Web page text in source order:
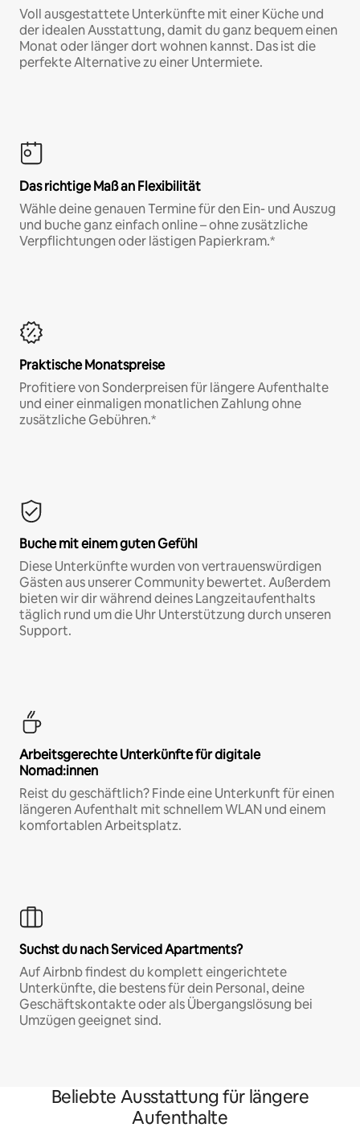
Voll ausgestattete Unterkünfte mit einer Küche und
der idealen Ausstattung, damit du ganz bequem einen
Monat oder länger dort wohnen kannst. Das ist die
perfekte Alternative zu einer Untermiete.
Das richtige Maß an Flexibilität
Wähle deine genauen Termine für den Ein- und Auszug
und buche ganz einfach online – ohne zusätzliche
Verpflichtungen oder lästigen Papierkram.*
Praktische Monatspreise
Profitiere von Sonderpreisen für längere Aufenthalte
und einer einmaligen monatlichen Zahlung ohne
zusätzliche Gebühren.*
Buche mit einem guten Gefühl
Diese Unterkünfte wurden von vertrauenswürdigen
Gästen aus unserer Community bewertet. Außerdem
bieten wir dir während deines Langzeitaufenthalts
täglich rund um die Uhr Unterstützung durch unseren
Support.
Arbeitsgerechte Unterkünfte für digitale
Nomad:innen
Reist du geschäftlich? Finde eine Unterkunft für einen
längeren Aufenthalt mit schnellem WLAN und einem
komfortablen Arbeitsplatz.
Suchst du nach Serviced Apartments?
Auf Airbnb findest du komplett eingerichtete
Unterkünfte, die bestens für dein Personal, deine
Geschäftskontakte oder als Übergangslösung bei
Umzügen geeignet sind.
Beliebte Ausstattung für längere
Aufenthalte